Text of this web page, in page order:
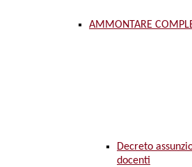
AMMONTARE
Decreto
docenti